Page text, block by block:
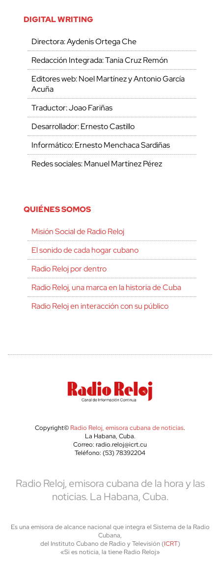
DIGITAL WRITING
Directora: Aydenis Ortega Che
Redacción Integrada: Tania Cruz Remón
Editores web: Noel Martínez y Antonio García
Acuña
Traductor: Joao Fariñas
Desarrollador: Ernesto Castillo
Informático: Ernesto Menchaca Sardiñas
Redes sociales: Manuel Martínez Pérez
QUIÉNES SOMOS
Misión Social de Radio Reloj
El sonido de cada hogar cubano
Radio Reloj por dentro
Radio Reloj, una marca en la historia de Cuba
Radio Reloj en interacción con su público
Copyright© Radio Reloj, emisora cubana de noticias.
La Habana, Cuba.
Correo: radio.reloj@icrt.cu
Teléfono: (53) 78392204
Radio Reloj, emisora cubana de la hora y las
noticias. La Habana, Cuba.
Es una emisora de alcance nacional que integra el Sistema de la Radio
Cubana,
del Instituto Cubano de Radio y Televisión (ICRT)
«Si es noticia, la tiene Radio Reloj»